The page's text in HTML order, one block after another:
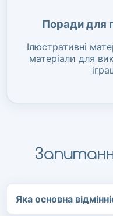
Поради для
Ілюстративні
матеріали для
Яка основна